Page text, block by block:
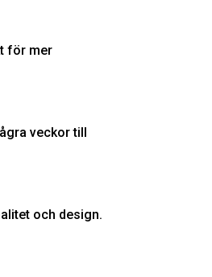
för mer
veckor till
och design.